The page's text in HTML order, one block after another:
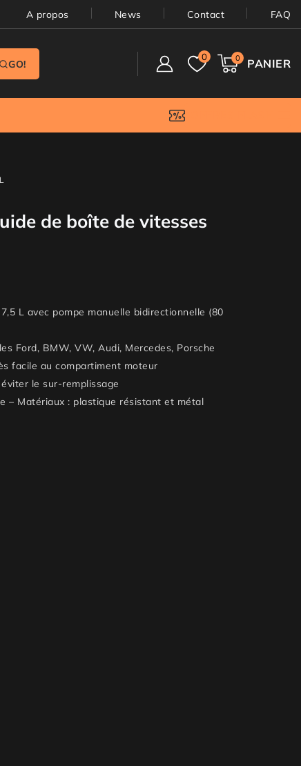
A propos News Contact FAQ
GO!
0 0 PANIER
de boîte de vitesses
L avec pompe manuelle bidirectionnelle (80
Ford, BMW, VW, Audi, Mercedes, Porsche
facile au compartiment moteur
le sur-remplissage
– Matériaux : plastique résistant et métal